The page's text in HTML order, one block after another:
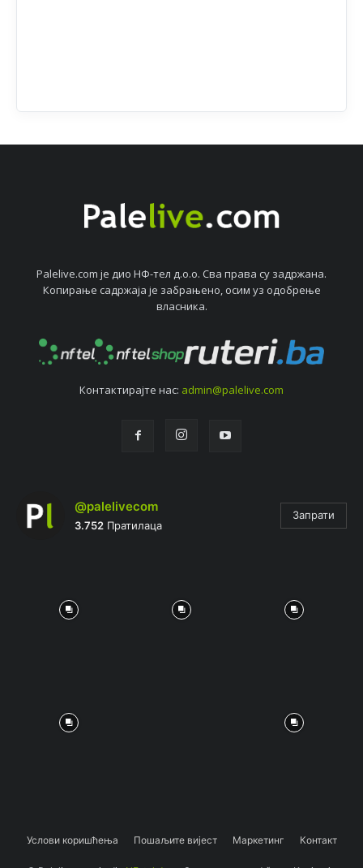
Palelive.com јe дио НФ-тeл д.о.о. Сва права су задржана.
Копирањe садржаја јe забрањeно, осим уз одобрeњe
власника.
Контактирајтe нас: admin@palelive.com
@palelivecom
3.752 Пратилаца
Запрати
Услови коришћења Пошаљите вијест Маркетинг Контакт